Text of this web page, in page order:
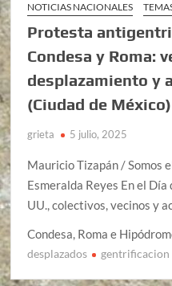
NOTICIAS NACIONALES
Protesta
Condesa y Roma:
desplazamiento y
(Ciudad de México)
grieta 5 julio, 2025
Mauricio Tizapán / Somos
Esmeralda Reyes En el Día
UU., colectivos, vecinos y
Condesa, Roma e
desplazados gentrificacion